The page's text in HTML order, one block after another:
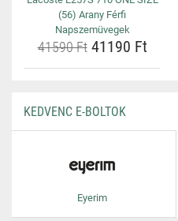
(56) Arany Férfi
Napszemüvegek
41590 Ft41190 Ft
KEDVENC E-BOLTOK
Eyerim